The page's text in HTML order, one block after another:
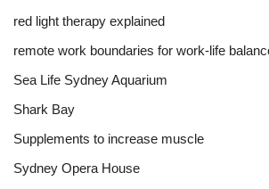
red light therapy explained
remote work boundaries for work-life
Sea Life Sydney Aquarium
Shark Bay
Supplements to increase muscle
Sydney Opera House